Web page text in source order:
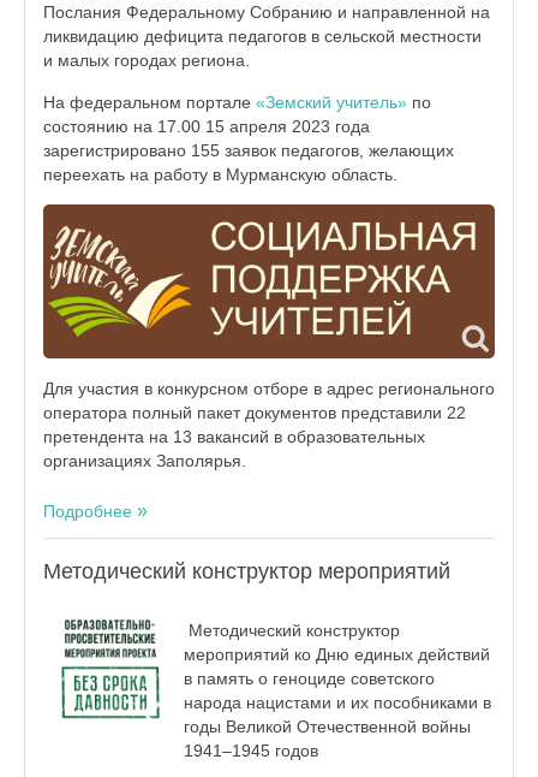
Послания Федеральному Собранию и направленной на
ликвидацию дефицита педагогов в сельской местности
и малых городах региона.
На федеральном портале «Земский учитель» по
состоянию на 17.00 15 апреля 2023 года
зарегистрировано 155 заявок педагогов, желающих
переехать на работу в Мурманскую область.
Для участия в конкурсном отборе в адрес регионального
оператора полный пакет документов представили 22
претендента на 13 вакансий в образовательных
организациях Заполярья.
Подробнее
Методический конструктор мероприятий
Методический конструктор
мероприятий ко Дню единых действий
в память о геноциде советского
народа нацистами и их пособниками в
годы Великой Отечественной войны
1941–1945 годов